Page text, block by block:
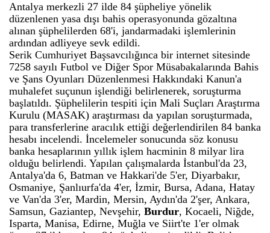
Antalya merkezli 27 ilde 84 şüpheliye yönelik
düzenlenen yasa dışı bahis operasyonunda gözaltına
alınan şüphelilerden 68'i, jandarmadaki işlemlerinin
ardından adliyeye sevk edildi.
Serik Cumhuriyet Başsavcılığınca bir internet sitesinde
7258 sayılı Futbol ve Diğer Spor Müsabakalarında Bahis
ve Şans Oyunları Düzenlenmesi Hakkındaki Kanun'a
muhalefet suçunun işlendiği belirlenerek, soruşturma
başlatıldı. Şüphelilerin tespiti için Mali Suçları Araştırma
Kurulu (MASAK) araştırması da yapılan soruşturmada,
para transferlerine aracılık ettiği değerlendirilen 84 banka
hesabı incelendi. İncelemeler sonucunda söz konusu
banka hesaplarının yıllık işlem hacminin 8 milyar lira
olduğu belirlendi. Yapılan çalışmalarda İstanbul'da 23,
Antalya'da 6, Batman ve Hakkari'de 5'er, Diyarbakır,
Osmaniye, Şanlıurfa'da 4'er, İzmir, Bursa, Adana, Hatay
ve Van'da 3'er, Mardin, Mersin, Aydın'da 2'şer, Ankara,
Samsun, Gaziantep, Nevşehir, Burdur, Kocaeli, Niğde,
Isparta, Manisa, Edirne, Muğla ve Siirt'te 1'er olmak